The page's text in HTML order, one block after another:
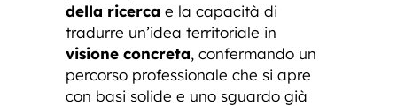
della ricerca e la capacità di
tradurre un’idea territoriale in
visione concreta, confermando un
percorso professionale che si apre
con basi solide e uno sguardo già